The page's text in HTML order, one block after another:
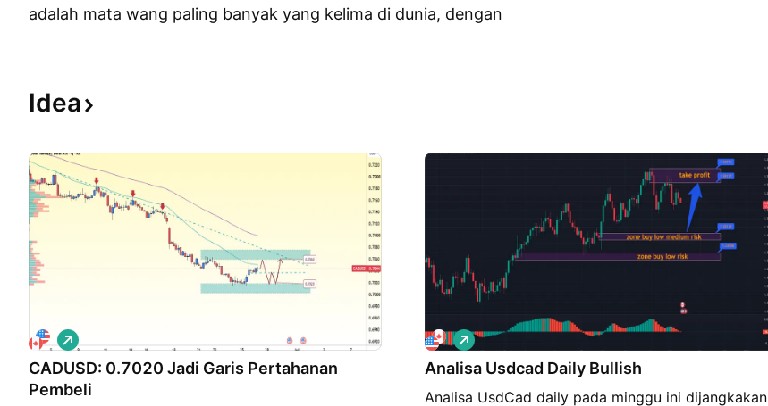
adalah mata wang paling banyak yang kelima di dunia, dengan
sering dianggap sebagai mata wang komoditi kerana deposit besar
sumber asli, terutama minyak yang dieksport dari Kanada. Dolar
dolar, dan dikawal oleh Bank Negara Kanada.
Idea
CADUSD: 0.7020 Jadi Garis Pertahanan
Pembeli
P
a
n
a
Analisa Usdcad Daily Bullish
Analisa UsdCad daily pada minggu ini dijangkakan
P
a
n
a